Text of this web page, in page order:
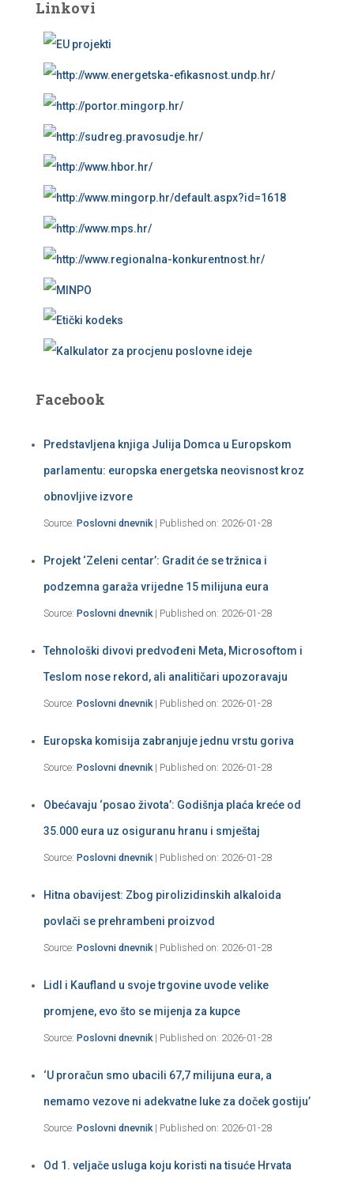
Linkovi
Facebook
Predstavljena knjiga Julija Domca u Europskom
parlamentu: europska energetska neovisnost kroz
obnovljive izvore
Source: Poslovni dnevnik Published on: 2026-01-28
Projekt ‘Zeleni centar’: Gradit će se tržnica i
podzemna garaža vrijedne 15 milijuna eura
Source: Poslovni dnevnik Published on: 2026-01-28
Tehnološki divovi predvođeni Meta, Microsoftom i
Teslom nose rekord, ali analitičari upozoravaju
Source: Poslovni dnevnik Published on: 2026-01-28
Europska komisija zabranjuje jednu vrstu goriva
Source: Poslovni dnevnik Published on: 2026-01-28
Obećavaju ‘posao života’: Godišnja plaća kreće od
35.000 eura uz osiguranu hranu i smještaj
Source: Poslovni dnevnik Published on: 2026-01-28
Hitna obavijest: Zbog pirolizidinskih alkaloida
povlači se prehrambeni proizvod
Source: Poslovni dnevnik Published on: 2026-01-28
Lidl i Kaufland u svoje trgovine uvode velike
promjene, evo što se mijenja za kupce
Source: Poslovni dnevnik Published on: 2026-01-28
‘U proračun smo ubacili 67,7 milijuna eura, a
nemamo vezove ni adekvatne luke za doček gostiju’
Source: Poslovni dnevnik Published on: 2026-01-28
Od 1. veljače usluga koju koristi na tisuće Hrvata